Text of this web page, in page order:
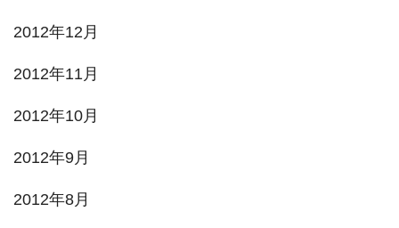
2012年12月
2012年11月
2012年10月
2012年9月
2012年8月